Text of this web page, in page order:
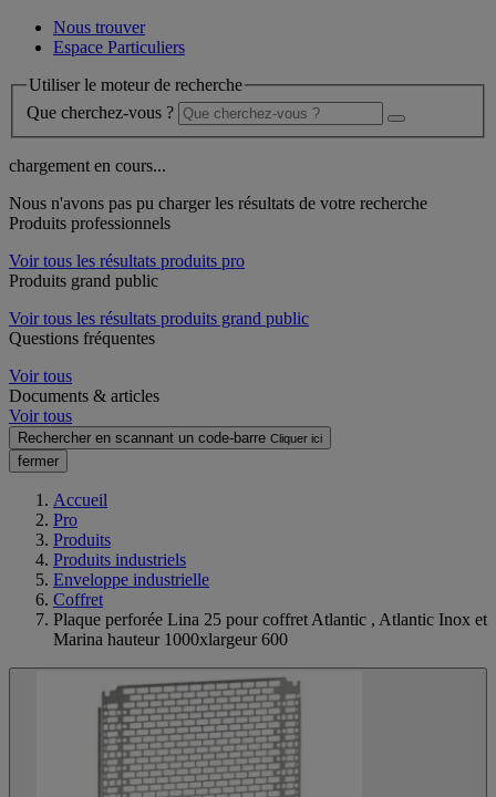
Nous trouver
Espace Particuliers
Utiliser le moteur de recherche
Que cherchez-vous ?
chargement en cours...
Nous n'avons pas pu charger les résultats de votre recherche
Produits professionnels
Voir tous les résultats produits pro
Produits grand public
Voir tous les résultats produits grand public
Questions fréquentes
Voir tous
Documents & articles
Voir tous
Rechercher en scannant un code-barre Cliquer ici
fermer
Accueil
Pro
Produits
Produits industriels
Enveloppe industrielle
Coffret
Plaque perforée Lina 25 pour coffret Atlantic , Atlantic Inox et
Marina hauteur 1000xlargeur 600